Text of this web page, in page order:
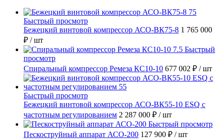
Быстрый просмотр
Бежецкий винтовой компрессор АСО-ВК75-8 1 765 000
₽ / шт
Быстрый
просмотр
Спиральный компрессор Ремеза КС10-10 677 002 ₽ / шт
Быстрый просмотр
Бежецкий винтовой компрессор АСО-ВК55-10 ESQ с
частотным регулированием 2 287 000 ₽ / шт
Быстрый просмотр
Пескоструйный аппарат АСО-200 127 900 ₽ / шт